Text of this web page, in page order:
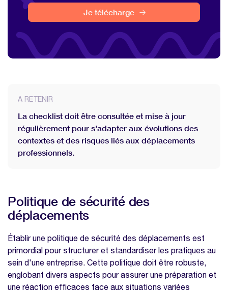
Je télécharge
A RETENIR
La checklist doit être consultée et mise à jour
régulièrement pour s'adapter aux évolutions des
contextes et des risques liés aux déplacements
professionnels.
Politique de sécurité des
déplacements
Établir une politique de sécurité des déplacements est
primordial pour structurer et standardiser les pratiques au
sein d'une entreprise. Cette politique doit être robuste,
englobant divers aspects pour assurer une préparation et
une réaction efficaces face aux situations variées